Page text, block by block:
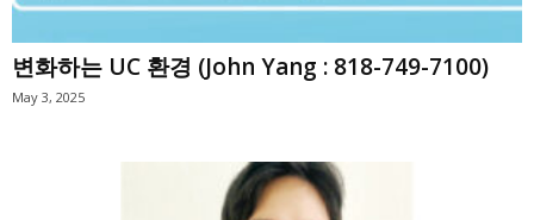
변화하는 UC 환경 (John Yang : 818-749-7100)
May 3, 2025